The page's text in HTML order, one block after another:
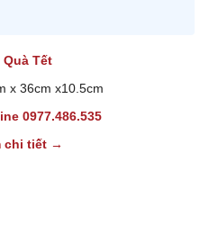
Quà Tết
x 36cm x10.5cm
0977.486.535
chi tiết →